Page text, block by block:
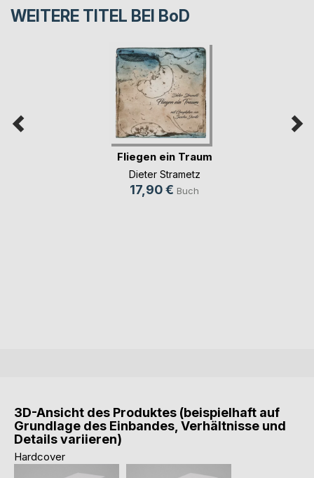
WEITERE TITEL BEI BoD
Fliegen ein Traum
Dieter Strametz
17,90 € Buch
3D-Ansicht des Produktes (beispielhaft auf
Grundlage des Einbandes, Verhältnisse und
Details variieren)
Hardcover